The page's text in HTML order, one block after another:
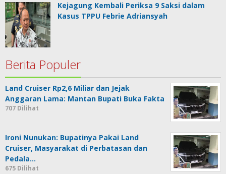
Kejagung Kembali Periksa 9 Saksi dalam
Kasus TPPU Febrie Adriansyah
Berita Populer
Land Cruiser Rp2,6 Miliar dan Jejak
Anggaran Lama: Mantan Bupati Buka Fakta
707 Dilihat
Ironi Nunukan: Bupatinya Pakai Land
Cruiser, Masyarakat di Perbatasan dan
Pedala…
675 Dilihat